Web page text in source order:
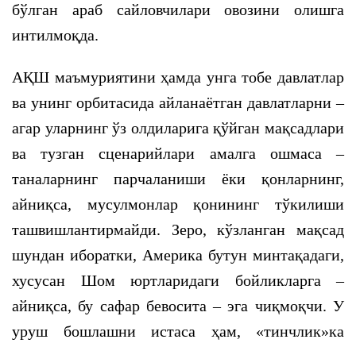
бўлган араб сайловчилари овозини олишга
интилмоқда.
АҚШ маъмуриятини ҳамда унга тобе давлатлар
ва унинг орбитасида айланаётган давлатларни –
агар уларнинг ўз олдиларига қўйган мақсадлари
ва тузган сценарийлари амалга ошмаса –
таналарнинг парчаланиши ёки қонларнинг,
айниқса, мусулмонлар қонининг тўкилиши
ташвишлантирмайди. Зеро, кўзланган мақсад
шундан иборатки, Америка бутун минтақадаги,
хусусан Шом юртларидаги бойликларга –
айниқса, бу сафар бевосита – эга чиқмоқчи. У
уруш бошлашни истаса ҳам, «тинчлик»ка